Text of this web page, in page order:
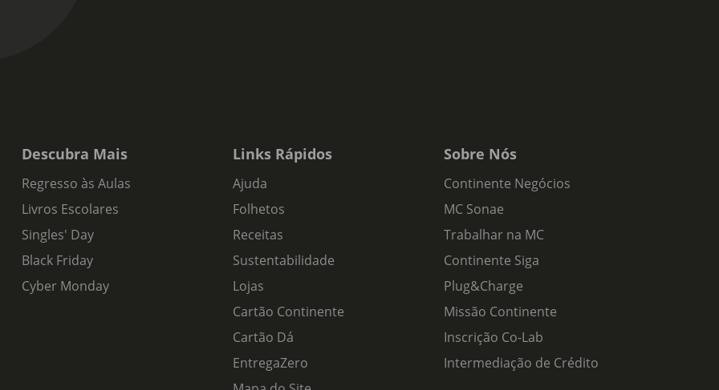
Descubra Mais
Regresso às Aulas
Livros Escolares
Singles' Day
Black Friday
Cyber Monday
Links Rápidos
Ajuda
Folhetos
Receitas
Sustentabilidade
Lojas
Cartão Continente
Cartão Dá
EntregaZero
Sobre Nós
Continente Negócios
MC Sonae
Trabalhar na MC
Continente Siga
Plug&Charge
Missão Continente
Inscrição Co-Lab
Intermediação de Crédito